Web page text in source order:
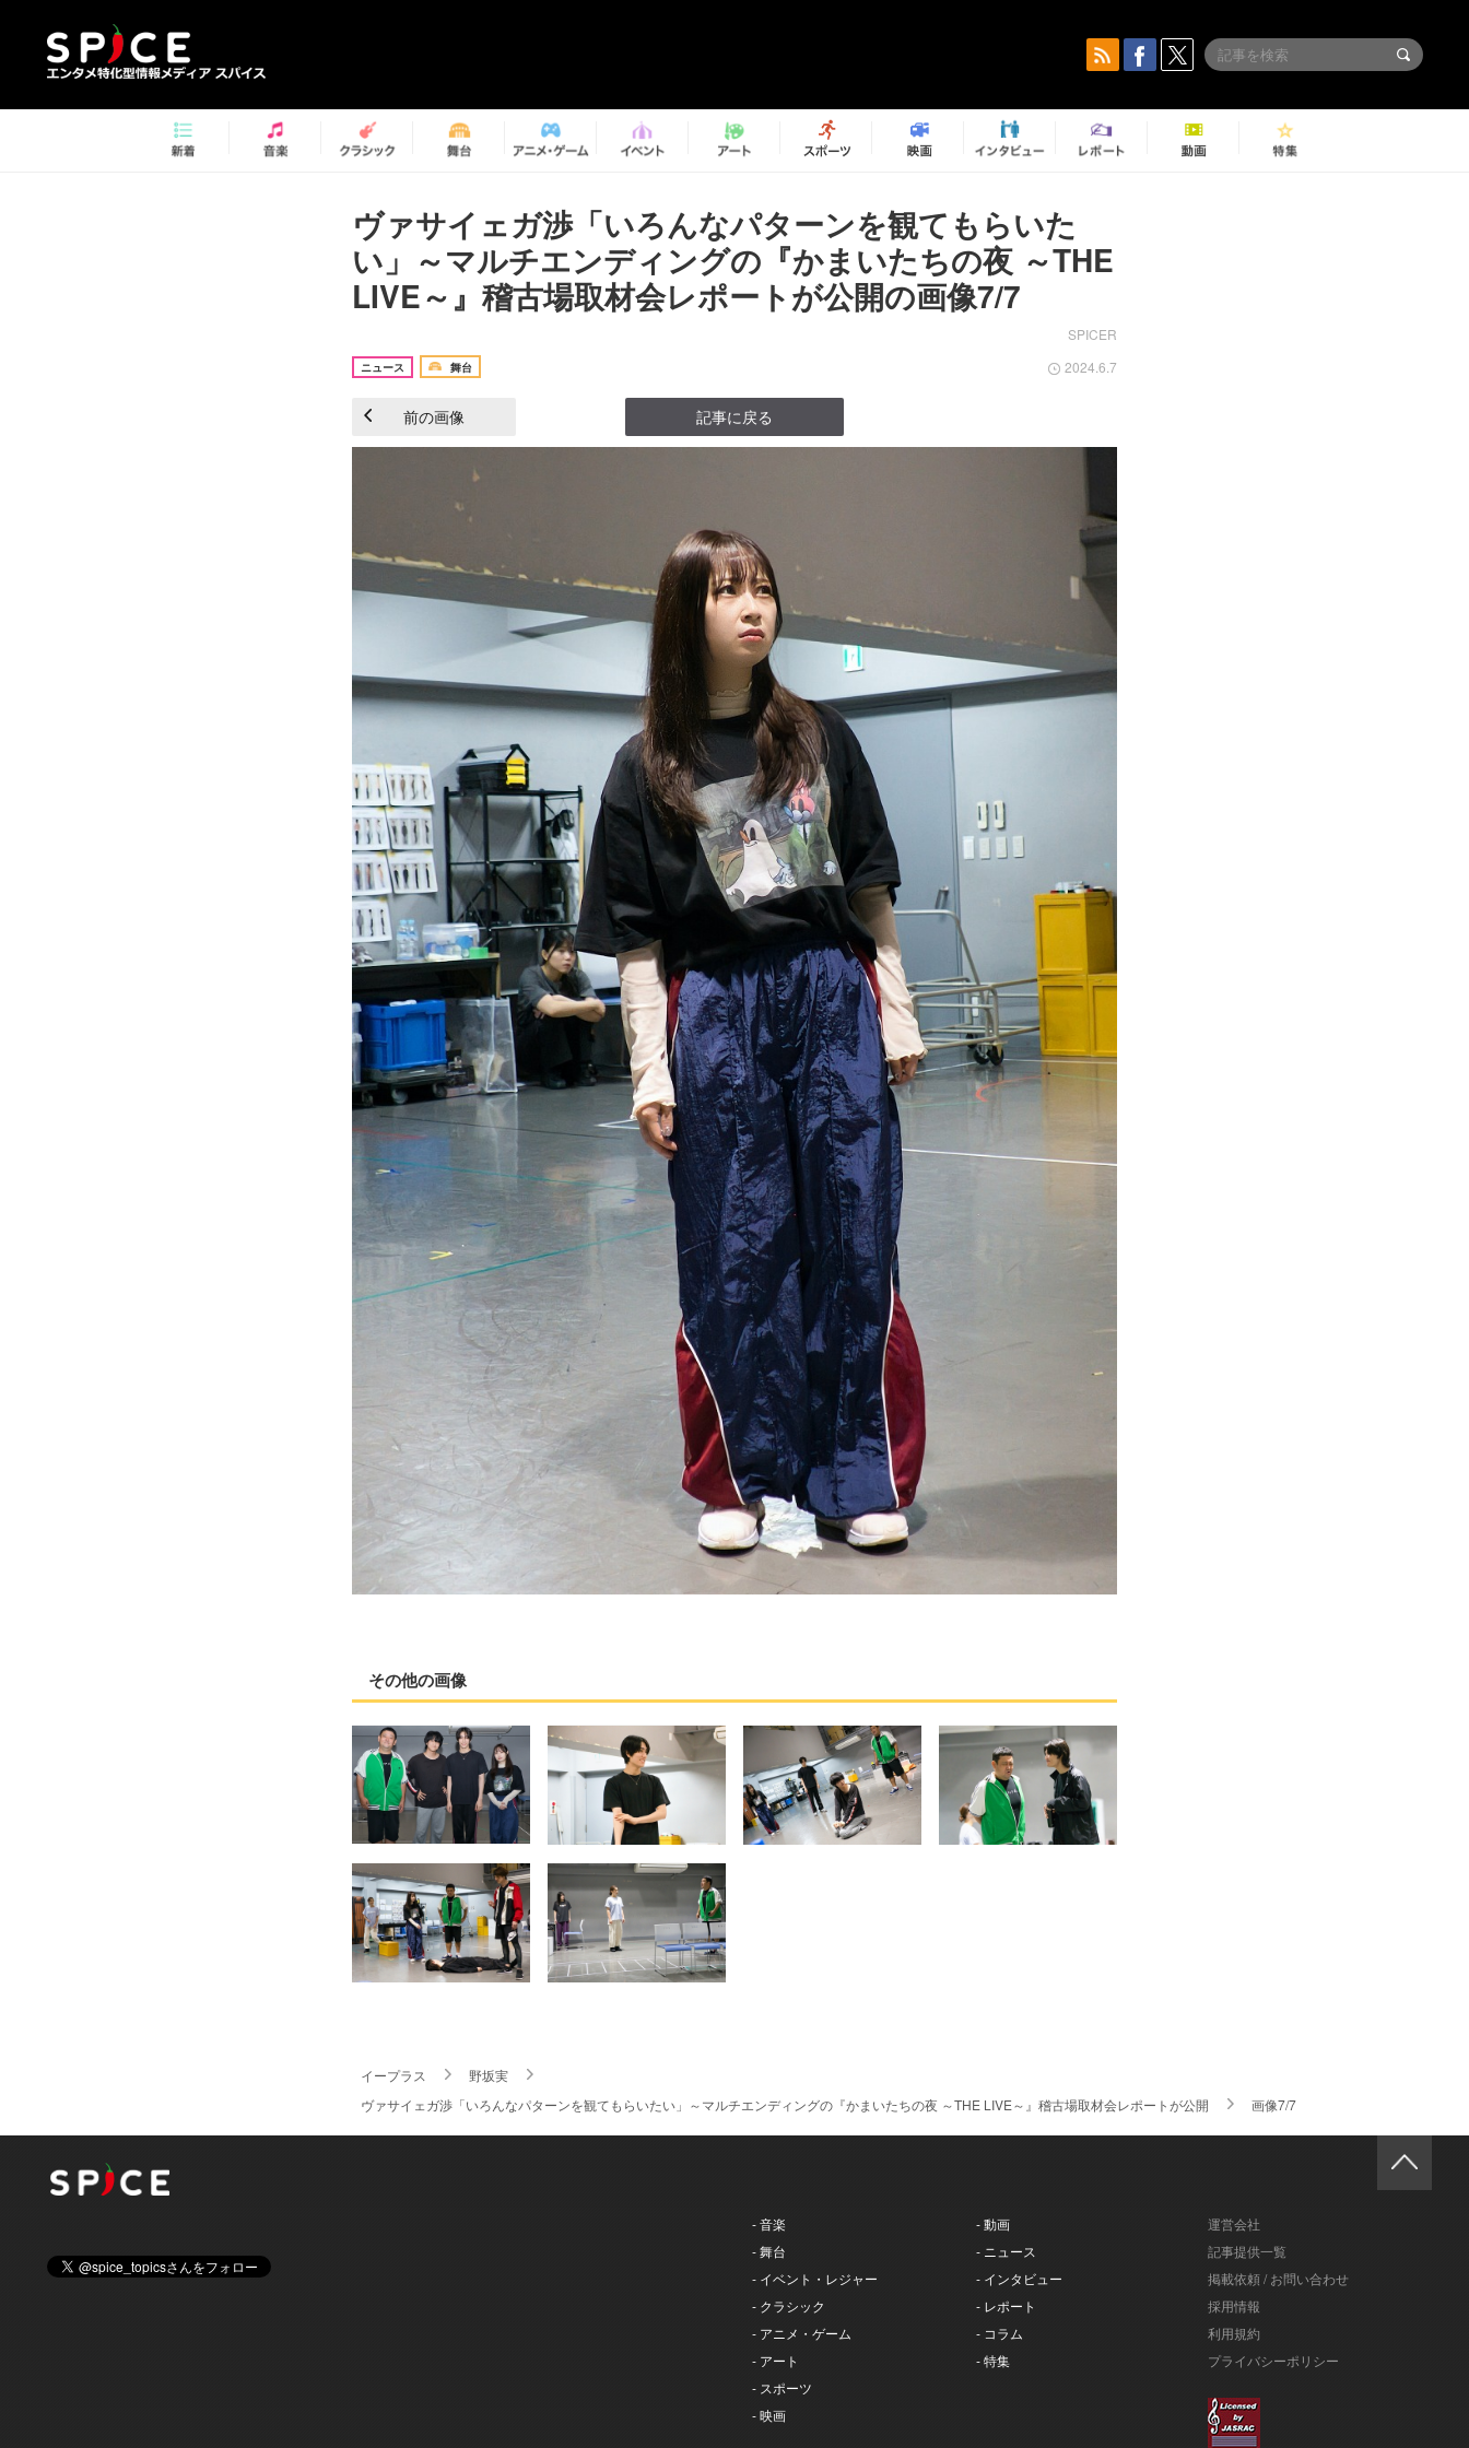
ヴァサイェガ渉「いろんなパターンを観てもらいた
い」～マルチエンディングの『かまいたちの夜 ～THE
LIVE～』稽古場取材会レポートが公開の画像7/7
SPICER
ニュース 舞台 2024.6.7
前の画像 記事に戻る
その他の画像
イープラス
野坂実
ヴァサイェガ渉「いろんなパターンを観てもらいたい」～マルチエンディングの『かまいたちの夜 ～THE LIVE～』稽古場取材会レポートが公開
画像7/7
- 音楽
- 舞台
- イベント・レジャー
- クラシック
- アニメ・ゲーム
- アート
- スポーツ
- 映画
- 動画
- ニュース
- インタビュー
- レポート
- コラム
- 特集
運営会社
記事提供一覧
掲載依頼 / お問い合わせ
採用情報
利用規約
プライバシーポリシー